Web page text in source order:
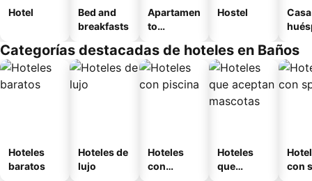
Hotel
Bed and
breakfasts
Apartamen
to
o
Hostel
Categorías destacadas de hoteles en Baños
Hoteles
baratos
Hoteles de
lujo
Hoteles
con
Hoteles
que
con